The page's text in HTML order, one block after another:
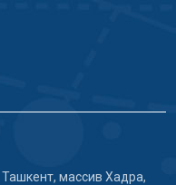
Ташкент, массив Хадра,